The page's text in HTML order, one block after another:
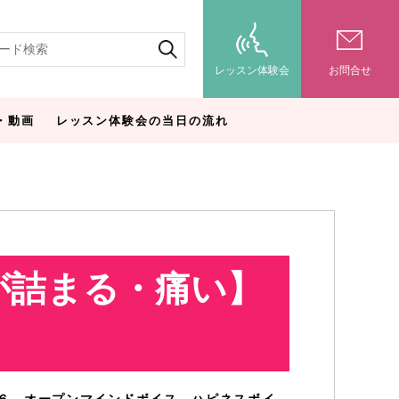
レッスン体験会 お問合せ
動画 レッスン体験会の当日の流れ
まる・痛い】